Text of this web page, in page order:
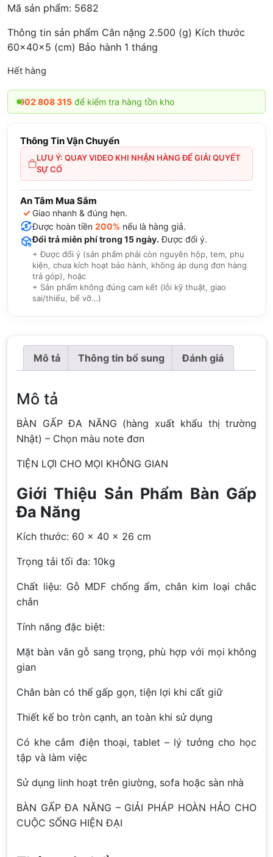
Mã sản phẩm: 5682
Thông tin sản phẩm Cân nặng 2.500 (g) Kích thước
60x40x5 (cm) Bảo hành 1 tháng
Hết hàng
808 315để kiểm tra hàng tồn kho
Thông Tin Vận Chuyển
LƯU Ý: QUAY VIDEO KHI NHẬN HÀNG ĐỂ GIẢI QUYẾT
SỰ CỐ
An Tâm Mua Sắm
✓ Giao nhanh & đúng hẹn.
Được hoàn tiền 200% nếu là hàng giả.
Đổi trả miễn phí trong 15 ngày. Được đổi ý.
+ Được đổi ý (sản phẩm phải còn nguyên hộp, tem, phụ
kiện, chưa kích hoạt bảo hành, không áp dụng đơn hàng
trả góp), hoặc
+ Sản phẩm không đúng cam kết (lỗi kỹ thuật, giao
sai/thiếu, bể vỡ…)
Mô tả Thông tin bổ sung Đánh giá
Mô tả
BÀN GẤP ĐA NĂNG (hàng xuất khẩu thị trường
Nhật) – Chọn màu note đơn
TIỆN LỢI CHO MỌI KHÔNG GIAN
Giới Thiệu Sản Phẩm Bàn Gấp
Đa Năng
Kích thước: 60 × 40 × 26 cm
Trọng tải tối đa: 10kg
Chất liệu: Gỗ MDF chống ẩm, chân kim loại chắc
chắn
Tính năng đặc biệt:
Mặt bàn vân gỗ sang trọng, phù hợp với mọi không
gian
Chân bàn có thể gấp gọn, tiện lợi khi cất giữ
Thiết kế bo tròn cạnh, an toàn khi sử dụng
Có khe cắm điện thoại, tablet – lý tưởng cho học
tập và làm việc
Sử dụng linh hoạt trên giường, sofa hoặc sàn nhà
BÀN GẤP ĐA NĂNG – GIẢI PHÁP HOÀN HẢO CHO
CUỘC SỐNG HIỆN ĐẠI